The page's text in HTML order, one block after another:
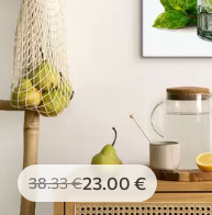
38.33€23.00 €